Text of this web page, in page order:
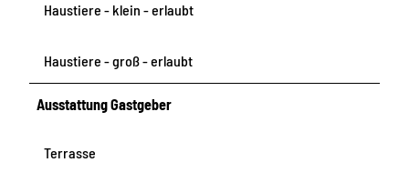
Haustiere - klein - erlaubt
Haustiere - groß - erlaubt
Ausstattung Gastgeber
Terrasse